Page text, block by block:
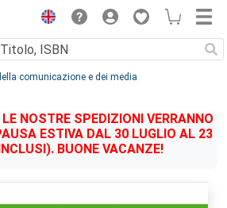
comunicazione e dei media
NOSTRE SPEDIZIONI VERRANNO
ESTIVA DAL 30 LUGLIO AL 23
BUONE VACANZE!